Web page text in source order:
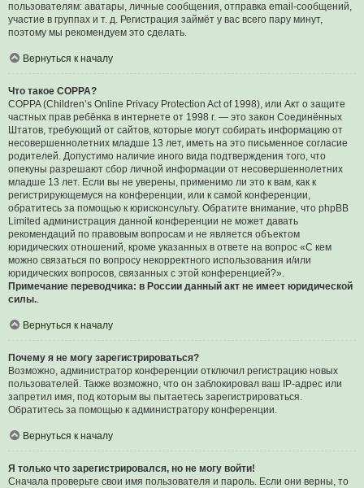
пользователям: аватары, личные сообщения, отправка email-сообщений,
участие в группах и т. д. Регистрация займёт у вас всего пару минут,
поэтому мы рекомендуем это сделать.
Вернуться к началу
Что такое COPPA?
COPPA (Children’s Online Privacy Protection Act of 1998), или Акт о защите
частных прав ребёнка в интернете от 1998 г. — это закон Соединённых
Штатов, требующий от сайтов, которые могут собирать информацию от
несовершеннолетних младше 13 лет, иметь на это письменное согласие
родителей. Допустимо наличие иного вида подтверждения того, что
опекуны разрешают сбор личной информации от несовершеннолетних
младше 13 лет. Если вы не уверены, применимо ли это к вам, как к
регистрирующемуся на конференции, или к самой конференции,
обратитесь за помощью к юрисконсульту. Обратите внимание, что phpBB
Limited администрация данной конференции не может давать
рекомендаций по правовым вопросам и не является объектом
юридических отношений, кроме указанных в ответе на вопрос «С кем
можно связаться по вопросу некорректного использования и/или
юридических вопросов, связанных с этой конференцией?».
Примечание переводчика: в России данный акт не имеет юридической
силы..
Вернуться к началу
Почему я не могу зарегистрироваться?
Возможно, администратор конференции отключил регистрацию новых
пользователей. Также возможно, что он заблокировал ваш IP-адрес или
запретил имя, под которым вы пытаетесь зарегистрироваться.
Обратитесь за помощью к администратору конференции.
Вернуться к началу
Я только что зарегистрировался, но не могу войти!
Сначала проверьте свои имя пользователя и пароль. Если они верны, то